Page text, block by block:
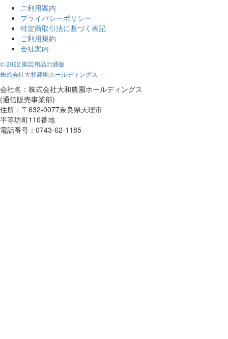
ご利用案内
プライバシーポリシー
特定商取引法に基づく表記
ご利用規約
会社案内
© 2022 園芸用品の通販
株式会社大和農園ホールディングス
会社名：株式会社大和農園ホールディングス
(通信販売事業部)
住所：〒632-0077奈良県天理市
平等坊町110番地
電話番号：0743-62-1185